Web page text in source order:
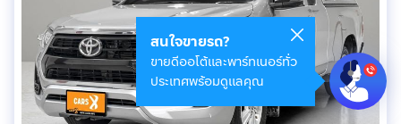
สนใจขายรถ?
ขายดีออโต้และพาร์ทเนอร์ทั่ว
ประเทศพร้อมดูแลคุณ